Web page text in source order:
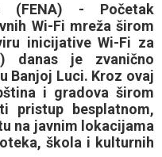
(FENA) - Početak
Wi-Fi mreža širom
inicijative Wi-Fi za
danas je zvanično
Banjoj Luci. Kroz ovaj
i gradova širom
pristup besplatnom,
na javnim lokacijama
škola i kulturnih